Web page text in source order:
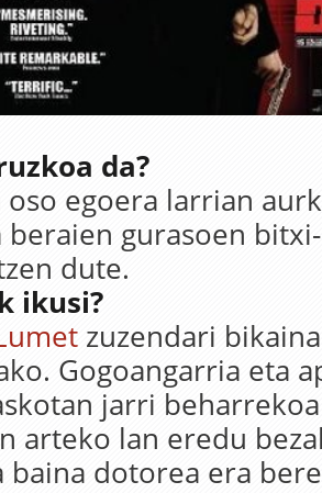
da?
oso egoera larrian
beraien gurasoen
dute.
ikusi?
zuzendari
Gogoangarria eta
jarri
arteko lan eredu
baina dotorea era